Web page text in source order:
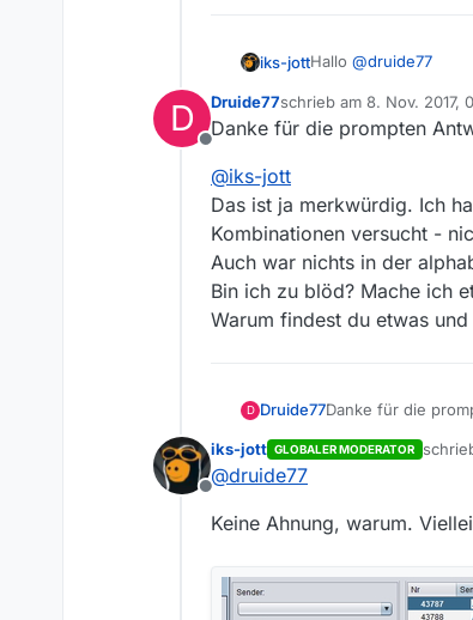
iks-jottHallo @druide77
willkommen im Forum.
Gruß
D
Offline
Druide77schrieb am 8. Nov. 2017,
zuletzt editiert von
Danke für die prompten
@iks-jott
Das ist ja merkwürdig. Ich
Kombinationen versucht -
Auch war nichts in der
Bin ich zu blöd? Mache ich
Warum findest du etwas
D Druide77Danke für die
@iks-jott
Offline
iks-jott GLOBALER MODERATOR
@druide77
Keine Ahnung, warum.